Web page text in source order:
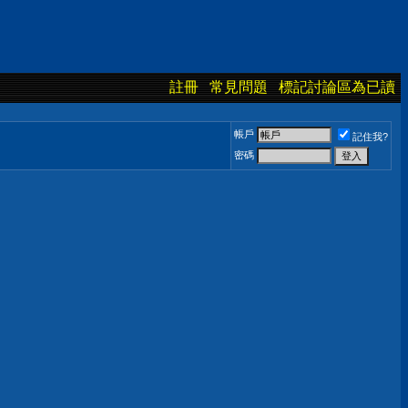
註冊 常見問題 標記討論區為已讀
帳戶
記住我?
密碼